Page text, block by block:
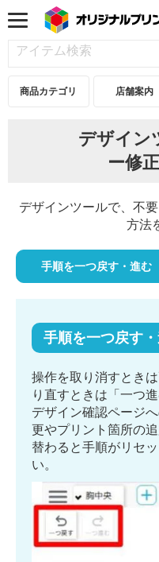
商品カテゴリ 店舗案内
デザイン
ー修
デザインツールで、不
方法
手順を一つ戻す・進む
手順を一つ戻す
操作を取り消すとき
り直すときは「一つ
デザイン確認ページ
更やプリント箇所の
替わると手順がリセ
い。